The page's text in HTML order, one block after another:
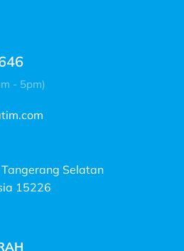
- 5pm)
Tangerang Selatan
15226